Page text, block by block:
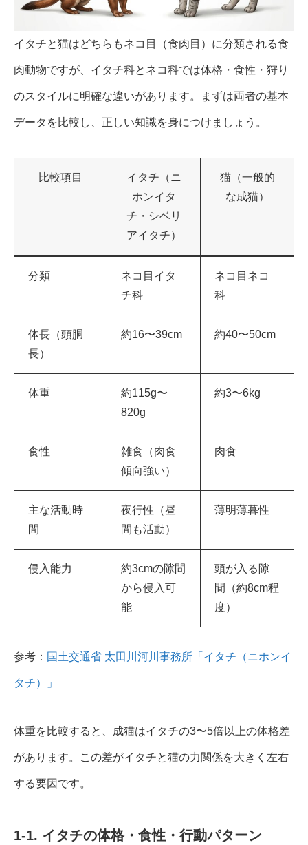
イタチと猫はどちらもネコ目（食肉目）に分類される食
肉動物ですが、イタチ科とネコ科では体格・食性・狩り
のスタイルに明確な違いがあります。まずは両者の基本
データを比較し、正しい知識を身につけましょう。
比較項目
イタチ（ニ
ホンイタ
チ・シベリ
アイタチ）
猫（一般的
な成猫）
分類
ネコ目イタ
チ科
ネコ目ネコ
科
体長（頭胴
長）
約16〜39cm 約40〜50cm
体重
約115g〜
820g
約3〜6kg
食性
雑食（肉食
傾向強い）
肉食
主な活動時
間
夜行性（昼
間も活動）
薄明薄暮性
侵入能力
約3cmの隙間
から侵入可
能
頭が入る隙
間（約8cm程
度）
参考： 国土交通省 太田川河川事務所「イタチ（ニホンイ
タチ）」
体重を比較すると、成猫はイタチの3〜5倍以上の体格差
があります。この差がイタチと猫の力関係を大きく左右
する要因です。
1-1. イタチの体格・食性・行動パターン